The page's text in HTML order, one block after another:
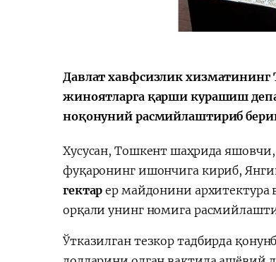
Paragvay hamkorligi
Давлат хавфсизлик
жиноятларга қарши курашиш
ноқонуний расмийлаштириб
Хусусан, Тошкент шаҳрида
фуқаронинг ишончига кириб,
гектар ер майдонини архитектура
орқали унинг номига
Ўтказилган тезкор тадбирда